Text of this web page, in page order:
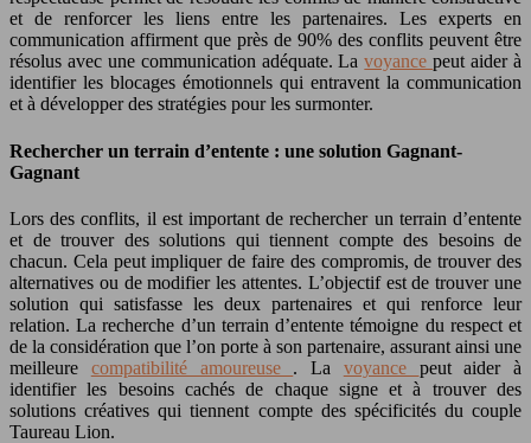
et de renforcer les liens entre les partenaires. Les experts en
communication affirment que près de 90% des conflits peuvent être
résolus avec une communication adéquate. Lavoyancepeut aider à
identifier les blocages émotionnels qui entravent la communication
et à développer des stratégies pour les surmonter.
Rechercher un terrain d’entente : une solution Gagnant-
Gagnant
Lors des conflits, il est important de rechercher un terrain d’entente
et de trouver des solutions qui tiennent compte des besoins de
chacun. Cela peut impliquer de faire des compromis, de trouver des
alternatives ou de modifier les attentes. L’objectif est de trouver une
solution qui satisfasse les deux partenaires et qui renforce leur
relation. La recherche d’un terrain d’entente témoigne du respect et
de la considération que l’on porte à son partenaire, assurant ainsi une
meilleure compatibilité amoureuse . La voyance peut aider à
identifier les besoins cachés de chaque signe et à trouver des
solutions créatives qui tiennent compte des spécificités du couple
Taureau Lion.